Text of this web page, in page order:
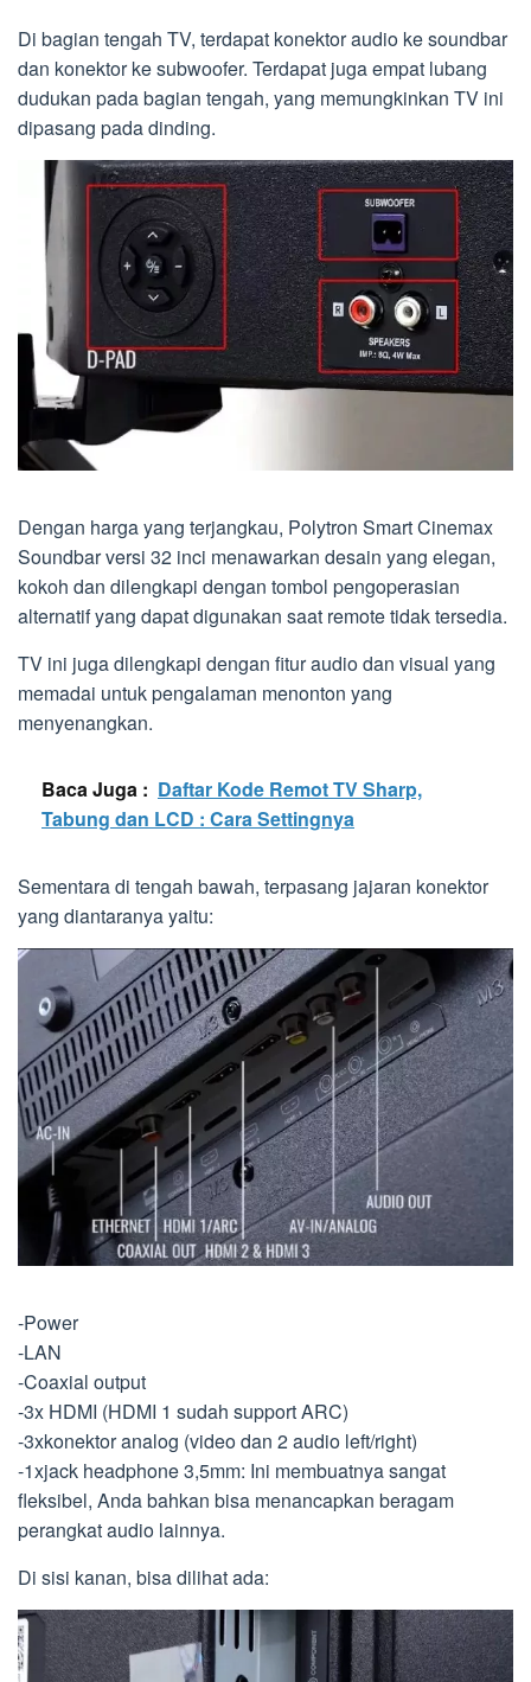
Di bagian tengah TV, terdapat konektor audio ke soundbar
dan konektor ke subwoofer. Terdapat juga empat lubang
dudukan pada bagian tengah, yang memungkinkan TV ini
dipasang pada dinding.
Dengan harga yang terjangkau, Polytron Smart Cinemax
Soundbar versi 32 inci menawarkan desain yang elegan,
kokoh dan dilengkapi dengan tombol pengoperasian
alternatif yang dapat digunakan saat remote tidak tersedia.
TV ini juga dilengkapi dengan fitur audio dan visual yang
memadai untuk pengalaman menonton yang
menyenangkan.
Baca Juga : Daftar Kode Remot TV Sharp,
Tabung dan LCD : Cara Settingnya
Sementara di tengah bawah, terpasang jajaran konektor
yang diantaranya yaitu:
-Power
-LAN
-Coaxial output
-3x HDMI (HDMI 1 sudah support ARC)
-3xkonektor analog (video dan 2 audio left/right)
-1xjack headphone 3,5mm: Ini membuatnya sangat
fleksibel, Anda bahkan bisa menancapkan beragam
perangkat audio lainnya.
Di sisi kanan, bisa dilihat ada: